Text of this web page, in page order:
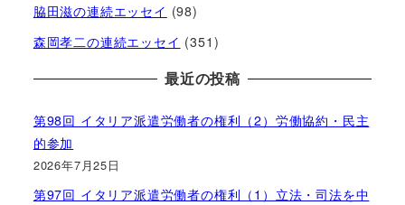
脇田滋の連続エッセイ (98)
森岡孝二の連続エッセイ (351)
最近の投稿
第98回 イタリア派遣労働者の権利（2）労働協約・民主
的参加
2026年7月25日
第97回 イタリア派遣労働者の権利（1）立法・司法を中